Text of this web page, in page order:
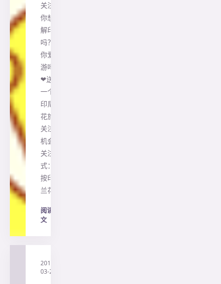
关注 ❤
你想了
解印尼
吗？❤
你爱旅
游吗？
❤送你
一个把
印尼兰
花旅游
关注的
机会 ❤
关注方
式：长
按印尼
兰花…
阅读全
文
2019-
03-21